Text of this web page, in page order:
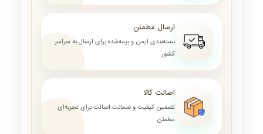
ارسال مطمئن
بسته‌بندی ایمن و بیمه‌شده برای ارسال به سراسر
کشور
اصالت کالا
تضمین کیفیت و ضمانت اصالت برای تجربه‌ای
مطمئن